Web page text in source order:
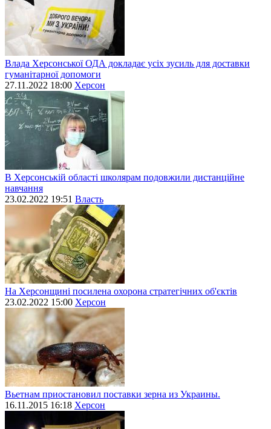
Влада Херсонської ОДА докладає усіх зусиль для доставки
гуманітарної допомоги
27.11.2022 18:00 Херсон
В Херсонській області школярам подовжили дистанційне
навчання
23.02.2022 19:51 Власть
На Херсонщині посилена охорона стратегічних об'єктів
23.02.2022 15:00 Херсон
Вьетнам приостановил поставки зерна из Украины.
16.11.2015 16:18 Херсон